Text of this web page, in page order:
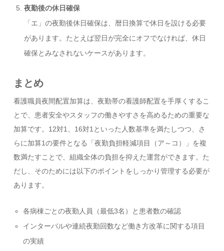
夜勤後の休日確保
「エ」の夜勤後休日確保は、暦日換算で休日を設ける必要
があります。たとえば翌日が完全にオフでなければ、休日
確保とみなされないケースがあります。
まとめ
看護職員夜間配置加算は、夜勤帯の看護師配置を手厚くするこ
とで、患者安全やスタッフの働きやすさを高めるための重要な
加算です。12対1、16対1といった人数基準を満たしつつ、さ
らに加算1の要件となる「夜勤負担軽減項目（ア～コ）」を複
数満たすことで、組織全体の負担を抑えた運営ができます。た
だし、そのためには以下のポイントをしっかり管理する必要が
あります。
各病棟ごとの夜勤人員（最低3名）と患者数の確認
インターバルや連続夜勤回数など働き方改革に関する項目
の実績